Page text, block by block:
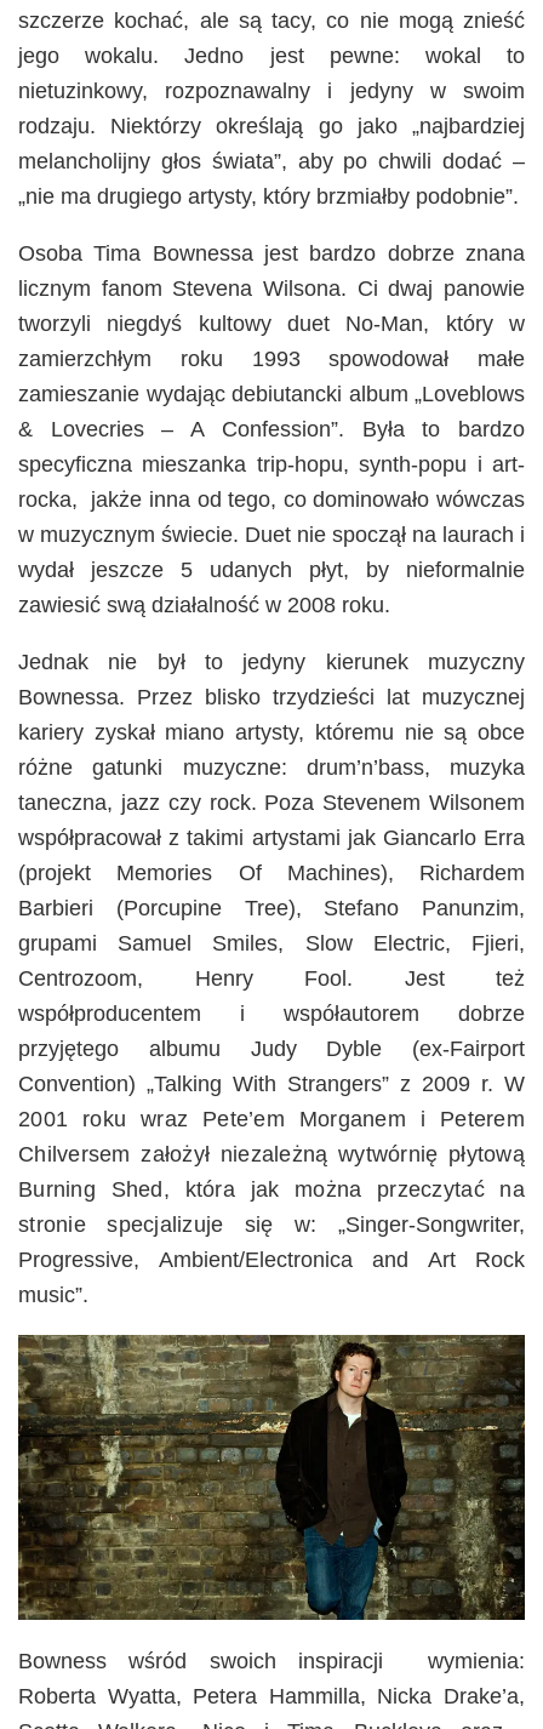
szczerze kochać, ale są tacy, co nie mogą znieść
jego wokalu. Jedno jest pewne: wokal to
nietuzinkowy, rozpoznawalny i jedyny w swoim
rodzaju. Niektórzy określają go jako „najbardziej
melancholijny głos świata”, aby po chwili dodać –
„nie ma drugiego artysty, który brzmiałby podobnie”.
OsobaTima Bownessa jest bardzo dobrze znana
licznym fanom Stevena Wilsona. Ci dwaj panowie
tworzyli niegdyś kultowyduet No-Man, który w
zamierzchłym roku 1993 spowodował małe
zamieszanie wydając debiutancki album „Loveblows
& Lovecries – A Confession”. Była to bardzo
specyficzna mieszanka trip-hopu, synth-popu i art-
rocka,
jakże inna od tego, co dominowało wówczas
w muzycznym świecie. Duet nie spoczął na laurach i
wydał jeszcze 5 udanych płyt, by nieformalnie
zawiesić swą działalność w 2008 roku.
Jednak nie był to jedyny kierunekmuzyczny
Bownessa. Przez blisko trzydzieści lat muzycznej
kariery zyskał miano artysty, któremu nie są obce
różne gatunki muzyczne: drum’n’bass, muzyka
taneczna, jazz czy rock. Poza Stevenem Wilsonem
współpracował z takimi artystami jak Giancarlo Erra
(projekt Memories Of Machines), Richardem
Barbieri (Porcupine Tree), Stefano Panunzim,
grupami Samuel Smiles, Slow Electric, Fjieri,
Centrozoom, Henry Fool. Jest też
współproducentem i współautorem dobrze
przyjętego albumu Judy Dyble (ex-Fairport
Convention) „Talking With Strangers” z 2009 r. W
2001 roku wraz Pete’em Morganem i Peterem
Chilversem założył niezależną wytwórnię płytową
Burning Shed, która jak można przeczytać na
stronie specjalizuje się w: „Singer-Songwriter,
Progressive, Ambient/Electronica and Art Rock
music”.
Bowness wśród swoich inspiracji wymienia:
Roberta Wyatta, Petera Hammilla, Nicka Drake’a,